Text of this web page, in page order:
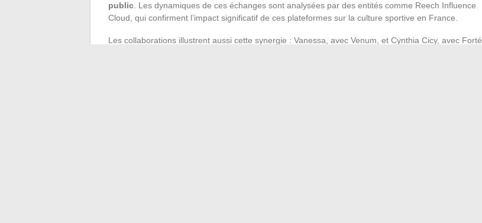
public . Les dynamiques de ces échanges sont analysées par des entités comme Reech Influence
Cloud, qui confirment l’impact significatif de ces plateformes sur la culture sportive en France.
Les collaborations illustrent aussi cette synergie : Vanessa, avec Venum, et Cynthia Cicy, avec Forté